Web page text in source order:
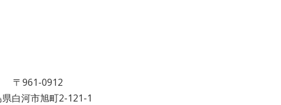
〒961-0912
白河市旭町2-121-1